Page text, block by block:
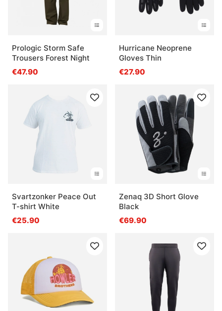
Prologic Storm Safe
Trousers Forest Night
€47.90
Hurricane Neoprene
Gloves Thin
€27.90
Svartzonker Peace Out
T-shirt White
€25.90
Zenaq 3D Short Glove
Black
€69.90